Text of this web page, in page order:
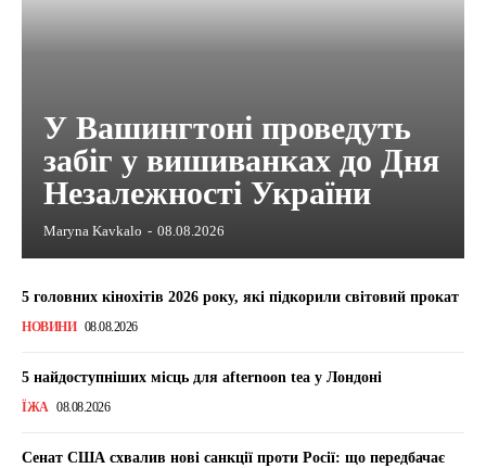
У Вашингтоні проведуть
забіг у вишиванках до Дня
Незалежності України
Maryna Kavkalo - 08.08.2026
5 головних кінохітів 2026 року, які підкорили світовий прокат
НОВИНИ 08.08.2026
5 найдоступніших місць для afternoon tea у Лондоні
ЇЖА 08.08.2026
Сенат США схвалив нові санкції проти Росії: що передбачає